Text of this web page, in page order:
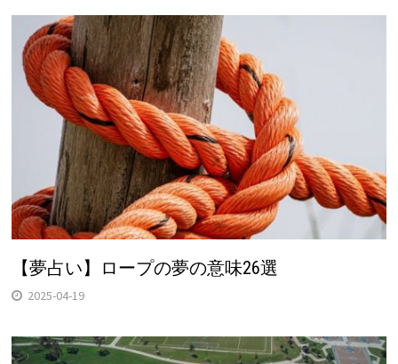
【夢占い】ロープの夢の意味26選
2025-04-19